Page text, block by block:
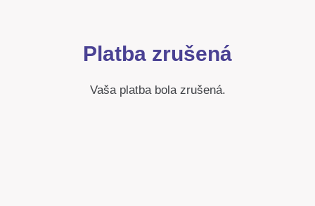
Platba zrušená
Vaša platba bola zrušená.